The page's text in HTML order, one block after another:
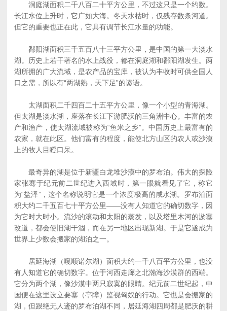
洞庭湖面积二千八百二十平方公里，不过这只是一个约数。
长江水位上升时，它广如大海。冬天水枯时，仅残存数条河道。
但它的重要也正在此，它具有调节长江水量的功能。
鄱阳湖面积三千五百八十三平方公里，是中国的第一大淡水
湖。历史上若干著名的水上战役，都在洞庭湖和鄱阳湖发生。两
湖所拥的广大流域，是农产品的宝库，被认为丰收时可供全国人
口之需，所以有“两湖熟，天下足”的谚语。
太湖面积二千四百二十五平方公里，像一个小型的青海湖。
但太湖是淡水湖，座落在长江下游肥沃的三角洲中心。丰富的农
产和渔产，使太湖流域被称为“鱼米之乡”。中国历史上最富有的
农家，就在此区。他们富有的程度，能使北方山区的农人或沙漠
上的牧人目瞪口呆。
最奇异的湖是位于新疆白龙堆沙漠中的罗布泊。伟大的探险
家张骞于纪元前二世纪进入西域时，第一眼就看见了它，称它
为“盐泽”，这个名称说明它是一个浓度极高的咸水湖。罗布泊面
积大约二千五百七十平方公里——没有人知道它的确切数字，因
为它时大时小。流沙的滚动和太阳的蒸发，以及塔里木河的淤塞
改道，都会使旧湖干涸，而在另一地区出现新湖。于是它遂成为
世界上少数会搬家的湖泊之一。
居延海湖（嘎顺诺尔湖）面积大约一千八百平方公里，也没
有人知道它的确切数字。位于河西走廊之北瀚海沙漠群的西端。
它分为两个湖，像沙漠中两只寂寞的眼睛。纪元前二世纪起，中
国便在这里设立要塞（亭障）监视匈奴的行动。它也是会搬家的
湖，但跟绝无人迹的罗布泊湖不同，居延海湖四周都是肥沃的耕